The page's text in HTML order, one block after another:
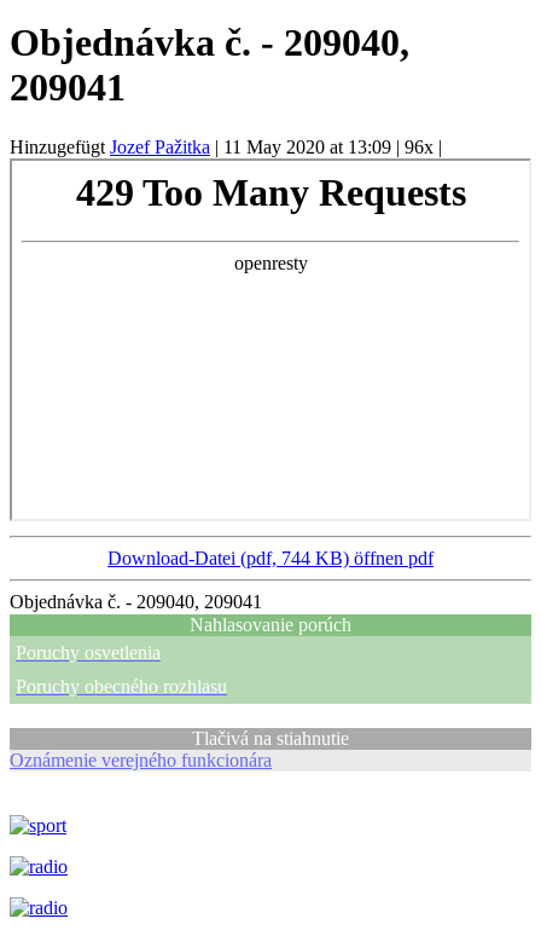
Objednávka č. - 209040,
209041
Hinzugefügt Jozef Pažitka | 11 May 2020 at 13:09 | 96x |
Download-Datei (pdf, 744 KB) öffnen pdf
Objednávka č. - 209040, 209041
Nahlasovanie porúch
Poruchy osvetlenia
Poruchy obecného rozhlasu
Tlačivá na stiahnutie
Oznámenie verejného funkcionára